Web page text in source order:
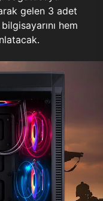
gelen 3 adet
hem